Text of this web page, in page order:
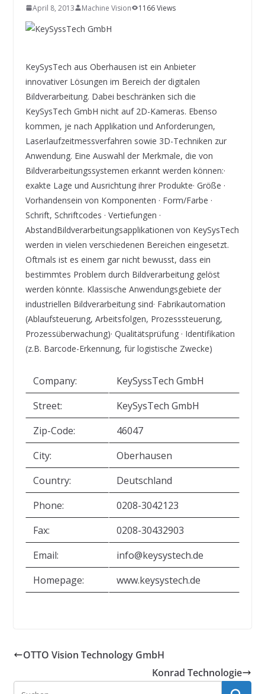
SYSTEMS WIRD EYYES
Compact system for precision
April 8, 2013 Machine Vision 1166 Views
KeySysTech aus Oberhausen ist ein Anbieter
innovativer Lösungen im Bereich der digitalen
Bildverarbeitung. Dabei beschränken sich die
KeySysTech GmbH nicht auf 2D-Kameras. Ebenso
kommen, je nach Applikation und Anforderungen,
Laserlaufzeitmessverfahren sowie 3D-Techniken zur
Anwendung. Eine Auswahl der Merkmale, die von
Bildverarbeitungssystemen erkannt werden können:·
exakte Lage und Ausrichtung ihrer Produkte· Größe ·
Vorhandensein von Komponenten · Form/Farbe ·
Schrift, Schriftcodes · Vertiefungen ·
AbstandBildverarbeitungsapplikationen von KeySysTech
werden in vielen verschiedenen Bereichen eingesetzt.
Oftmals ist es einem gar nicht bewusst, dass ein
bestimmtes Problem durch Bildverarbeitung gelöst
werden könnte. Klassische Anwendungsgebiete der
industriellen Bildverarbeitung sind· Fabrikautomation
(Ablaufsteuerung, Arbeitsfolgen, Prozesssteuerung,
Prozessüberwachung)· Qualitätsprüfung · Identifikation
(z.B. Barcode-Erkennung, für logistische Zwecke)
Company:
KeySyssTech GmbH
Street:
KeySysTech GmbH
Zip-Code:
46047
City:
Oberhausen
Country:
Deutschland
Phone:
0208-3042123
Fax:
0208-30432903
Email:
info@keysystech.de
Homepage:
www.keysystech.de
OTTO Vision Technology GmbH
Konrad Technologie